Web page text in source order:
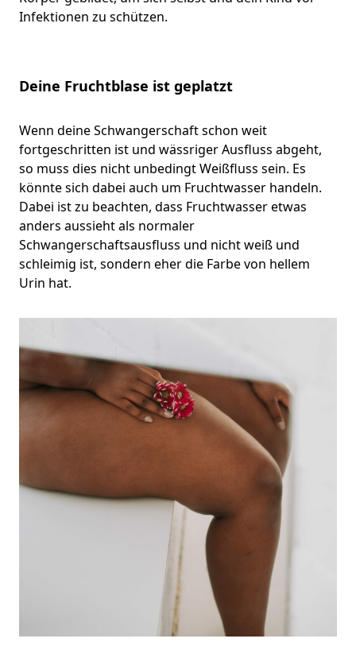
Infektionen zu schützen.
Deine Fruchtblase ist geplatzt
Wenn deine Schwangerschaft schon weit
fortgeschritten ist und wässriger Ausfluss abgeht,
so muss dies nicht unbedingt Weißfluss sein. Es
könnte sich dabei auch um Fruchtwasser handeln.
Dabei ist zu beachten, dass Fruchtwasser etwas
anders aussieht als normaler
Schwangerschaftsausfluss und nicht weiß und
schleimig ist, sondern eher die Farbe von hellem
Urin hat.